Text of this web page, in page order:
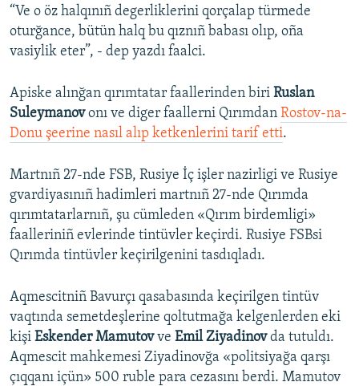
“Ve o öz halqınıñ degerliklerini qorçalap türmede
oturğance, bütün halq bu qıznıñ babası olıp, oña
vasiylik eter”, - dep yazdı faalci.
Apiske alınğan qırımtatar faallerinden biri Ruslan
Suleymanovonı ve diger faallerni Qırımdan Rostov-na-
Donu şeerine nasıl alıp ketkenlerini tarif etti.
Martnıñ 27-nde FSB, Rusiye İç işler nazirligi ve Rusiye
gvardiyasınıñ hadimleri martnıñ 27-nde Qırımda
qırımtatarlarnıñ, şu cümleden «Qırım birdemligi»
faalleriniñ evlerinde tintüvler keçirdi. Rusiye FSBsi
Qırımda tintüvler keçirilgenini tasdıqladı.
Aqmescitniñ Bavurçı qasabasında keçirilgen tintüv
vaqtında semetdeşlerine qoltutmağa kelgenlerden eki
kişi Eskender Mamutovve Emil Ziyadinovda tutuldı.
Aqmescit mahkemesi Ziyadinovğa «politsiyağa qarşı
çıqqanı içün» 500 ruble para cezasını berdi. Mamutov